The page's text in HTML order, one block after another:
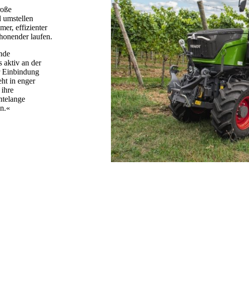
umstellen
effizienter
laufen.
aktiv an der
Einbindung
in enger
ihre